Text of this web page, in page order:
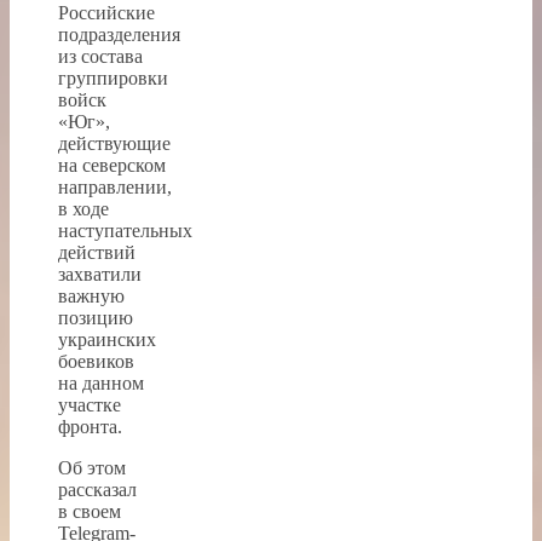
Российские
подразделения
из состава
группировки
войск
«Юг»,
действующие
на северском
направлении,
в ходе
наступательных
действий
захватили
важную
позицию
украинских
боевиков
на данном
участке
фронта.
Об этом
рассказал
в своем
Telegram-